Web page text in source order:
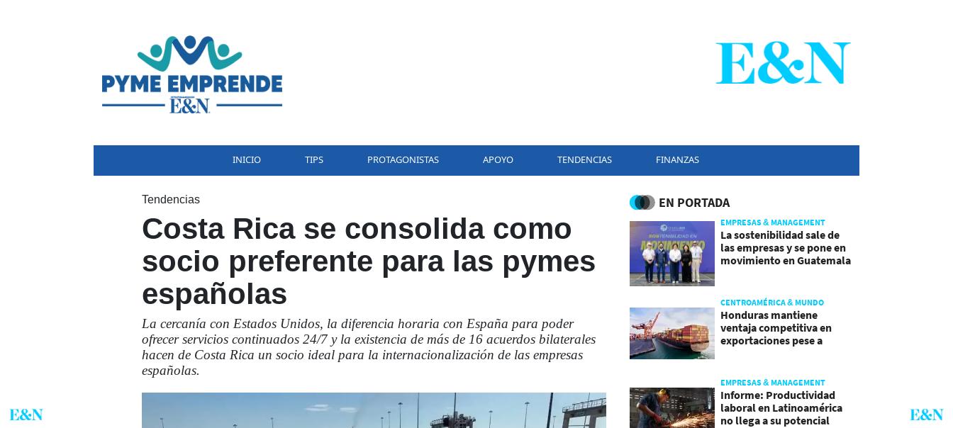
INICIO TIPS PROTAGONISTAS APOYO TENDENCIAS FINANZAS
Tendencias
Costa Rica se consolida como
socio preferente para las pymes
españolas
La cercanía con Estados Unidos, la diferencia horaria con España para poder
ofrecer servicios continuados 24/7 y la existencia de más de 16 acuerdos bilaterales
hacen de Costa Rica un socio ideal para la internacionalización de las empresas
españolas.
EN PORTADA
EMPRESAS & MANAGEMENT
La sostenibilidad sale de
las empresas y se pone en
movimiento en Guatemala
CENTROAMÉRICA & MUNDO
Honduras mantiene
ventaja competitiva en
exportaciones pese a
EMPRESAS & MANAGEMENT
Informe: Productividad
laboral en Latinoamérica
no llega a su potencial